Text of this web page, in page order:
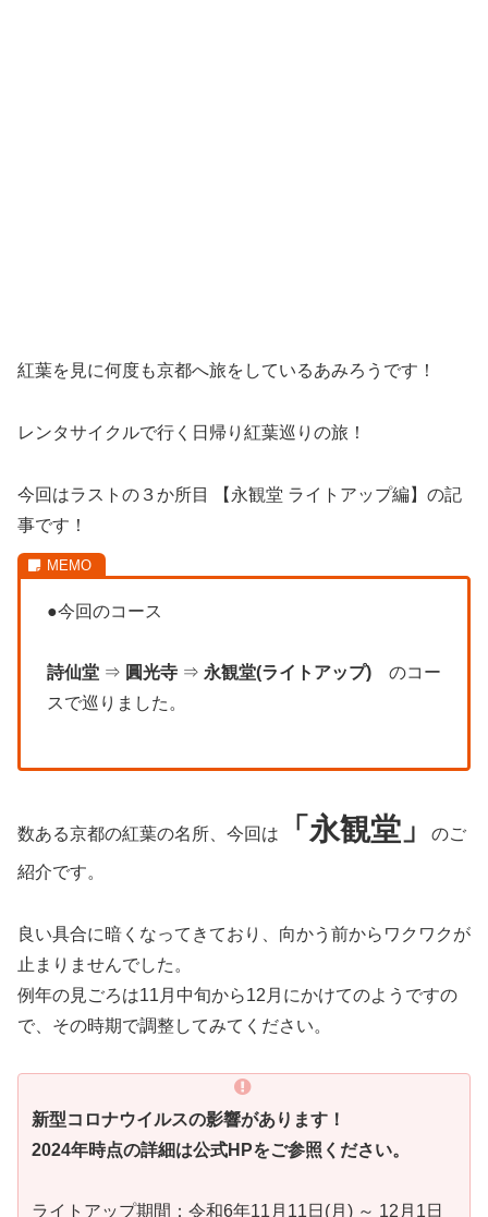
紅葉を見に何度も京都へ旅をしているあみろうです！
レンタサイクルで行く日帰り紅葉巡りの旅！
今回はラストの３か所目 【永観堂 ライトアップ編】の記
事です！
●今回のコース
詩仙堂 ⇒ 圓光寺 ⇒ 永観堂(ライトアップ) のコー
スで巡りました。
数ある京都の紅葉の名所、今回は 「永観堂」 のご
紹介です。
良い具合に暗くなってきており、向かう前からワクワクが
止まりませんでした。
例年の見ごろは11月中旬から12月にかけてのようですの
で、その時期で調整してみてください。
新型コロナウイルスの影響があります！
2024年時点の詳細は公式HPをご参照ください。
ライトアップ期間：令和6年11月11日(月) ～ 12月1日